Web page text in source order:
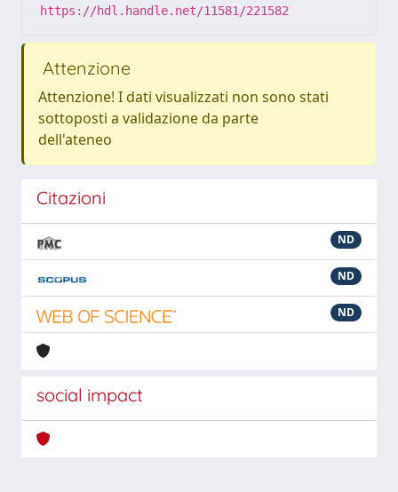
https://hdl.handle.net/11581/221582
Attenzione
Attenzione! I dati visualizzati non sono stati
sottoposti a validazione da parte
dell'ateneo
Citazioni
ND
ND
ND
social impact